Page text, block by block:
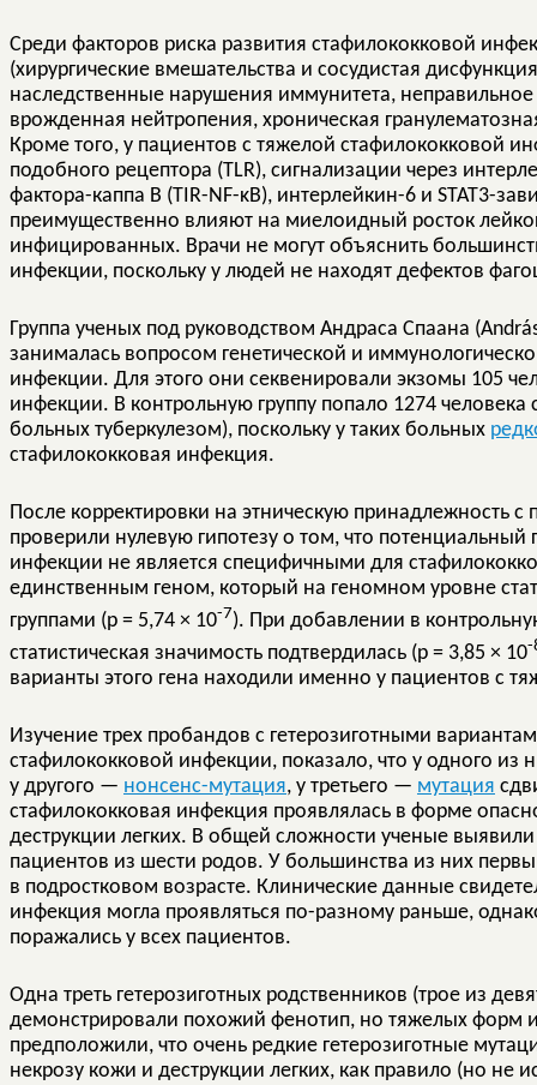
Среди факторов риска развития стафилококковой
(хирургические вмешательства и сосудистая
наследственные нарушения иммунитета,
врожденная нейтропения, хроническая
Кроме того, у пациентов с тяжелой стафилококковой
подобного рецептора (TLR), сигнализации через
фактора-каппа B (TIR-NF-κB), интерлейкин-6 и STAT3-
преимущественно влияют на миелоидный росток
инфицированных. Врачи не могут объяснить
инфекции, поскольку у людей не находят дефектов
Группа ученых под руководством Андраса Спаана
занималась вопросом генетической и
инфекции. Для этого они секвенировали экзомы 105
инфекции. В контрольную группу попало 1274
больных туберкулезом), поскольку у таких больных
стафилококковая инфекция.
После корректировки на этническую принадлежность
проверили нулевую гипотезу о том, что
инфекции не является специфичными для
единственным геном, который на геномном уровне
группами (р = 5,74 × 10-7). При добавлении в
статистическая значимость подтвердилась (р = 3,85 × 10-
варианты этого гена находили именно у пациентов с
Изучение трех пробандов с гетерозиготными
стафилококковой инфекции, показало, что у одного из
у другого — нонсенс-мутация, у третьего — мутация
стафилококковая инфекция проявлялась в форме
деструкции легких. В общей сложности ученые
пациентов из шести родов. У большинства из них
в подростковом возрасте. Клинические данные
инфекция могла проявляться по-разному раньше,
поражались у всех пациентов.
Одна треть гетерозиготных родственников (трое из
демонстрировали похожий фенотип, но тяжелых форм
предположили, что очень редкие гетерозиготные
некрозу кожи и деструкции легких, как правило (но не